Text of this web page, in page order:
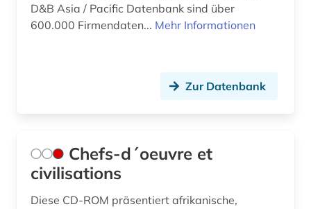
D&B Asia / Pacific Datenbank sind über
600.000 Firmendaten... Mehr Informationen
Zur Datenbank
Chefs-d´oeuvre et
civilisations
Diese CD-ROM präsentiert afrikanische,